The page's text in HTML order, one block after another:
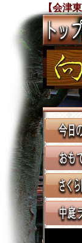
【会津